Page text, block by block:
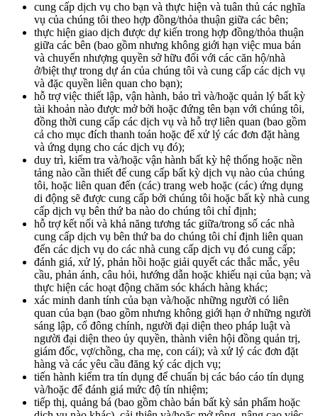
cung cấp dịch vụ cho bạn và thực hiện và tuân thủ các nghĩa
vụ của chúng tôi theo hợp đồng/thỏa thuận giữa các bên;
thực hiện giao dịch được dự kiến trong hợp đồng/thỏa thuận
giữa các bên (bao gồm nhưng không giới hạn việc mua bán
và chuyển nhượng quyền sở hữu đối với các căn hộ/nhà
ở/biệt thự trong dự án của chúng tôi và cung cấp các dịch vụ
và đặc quyền liên quan cho bạn);
hỗ trợ việc thiết lập, vận hành, bảo trì và/hoặc quản lý bất kỳ
tài khoản nào được mở bởi hoặc đứng tên bạn với chúng tôi,
đồng thời cung cấp các dịch vụ và hỗ trợ liên quan (bao gồm
cả cho mục đích thanh toán hoặc để xử lý các đơn đặt hàng
và ứng dụng cho các dịch vụ đó);
duy trì, kiểm tra và/hoặc vận hành bất kỳ hệ thống hoặc nền
tảng nào cần thiết để cung cấp bất kỳ dịch vụ nào của chúng
tôi, hoặc liên quan đến (các) trang web hoặc (các) ứng dụng
di động sẽ được cung cấp bởi chúng tôi hoặc bất kỳ nhà cung
cấp dịch vụ bên thứ ba nào do chúng tôi chỉ định;
hỗ trợ kết nối và khả năng tương tác giữa/trong số các nhà
cung cấp dịch vụ bên thứ ba do chúng tôi chỉ định liên quan
đến các dịch vụ do các nhà cung cấp dịch vụ đó cung cấp;
đánh giá, xử lý, phản hồi hoặc giải quyết các thắc mắc, yêu
cầu, phản ánh, câu hỏi, hướng dẫn hoặc khiếu nại của bạn; và
thực hiện các hoạt động chăm sóc khách hàng khác;
xác minh danh tính của bạn và/hoặc những người có liên
quan của bạn (bao gồm nhưng không giới hạn ở những người
sáng lập, cổ đông chính, người đại diện theo pháp luật và
người đại diện theo ủy quyền, thành viên hội đồng quản trị,
giám đốc, vợ/chồng, cha mẹ, con cái); và xử lý các đơn đặt
hàng và các yêu cầu đăng ký các dịch vụ;
tiến hành kiểm tra tín dụng để chuẩn bị các báo cáo tín dụng
và/hoặc để đánh giá mức độ tín nhiệm;
tiếp thị, quảng bá (bao gồm chào bán bất kỳ sản phẩm hoặc